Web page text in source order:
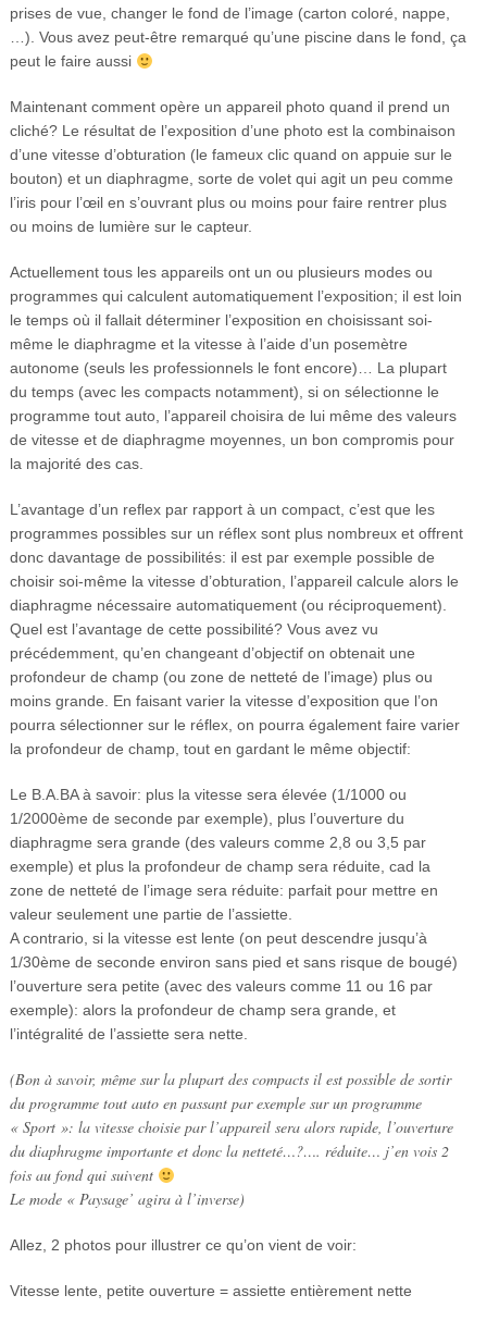
prises de vue, changer le fond de l’image (carton coloré, nappe,
…). Vous avez peut-être remarqué qu’une piscine dans le fond, ça
peut le faire aussi
Maintenant comment opère un appareil photo quand il prend un
cliché? Le résultat de l’exposition d’une photo est la combinaison
d’une vitesse d’obturation (le fameux clic quand on appuie sur le
bouton) et un diaphragme, sorte de volet qui agit un peu comme
l’iris pour l’œil en s’ouvrant plus ou moins pour faire rentrer plus
ou moins de lumière sur le capteur.
Actuellement tous les appareils ont un ou plusieurs modes ou
programmes qui calculent automatiquement l’exposition; il est loin
le temps où il fallait déterminer l’exposition en choisissant soi-
même le diaphragme et la vitesse à l’aide d’un posemètre
autonome (seuls les professionnels le font encore)… La plupart
du temps (avec les compacts notamment), si on sélectionne le
programme tout auto, l’appareil choisira de lui même des valeurs
de vitesse et de diaphragme moyennes, un bon compromis pour
la majorité des cas.
L’avantage d’un reflex par rapport à un compact, c’est que les
programmes possibles sur un réflex sont plus nombreux et offrent
donc davantage de possibilités: il est par exemple possible de
choisir soi-même la vitesse d’obturation, l’appareil calcule alors le
diaphragme nécessaire automatiquement (ou réciproquement).
Quel est l’avantage de cette possibilité? Vous avez vu
précédemment, qu’en changeant d’objectif on obtenait une
profondeur de champ (ou zone de netteté de l’image) plus ou
moins grande. En faisant varier la vitesse d’exposition que l’on
pourra sélectionner sur le réflex, on pourra également faire varier
la profondeur de champ, tout en gardant le même objectif:
Le B.A.BA à savoir: plus la vitesse sera élevée (1/1000 ou
1/2000ème de seconde par exemple), plus l’ouverture du
diaphragme sera grande (des valeurs comme 2,8 ou 3,5 par
exemple) et plus la profondeur de champ sera réduite, cad la
zone de netteté de l’image sera réduite: parfait pour mettre en
valeur seulement une partie de l’assiette.
A contrario, si la vitesse est lente (on peut descendre jusqu’à
1/30ème de seconde environ sans pied et sans risque de bougé)
l’ouverture sera petite (avec des valeurs comme 11 ou 16 par
exemple): alors la profondeur de champ sera grande, et
l’intégralité de l’assiette sera nette.
(Bon à savoir, même sur la plupart des compacts il est possible de sortir
du programme tout auto en passant par exemple sur un programme
« Sport »: la vitesse choisie par l’appareil sera alors rapide, l’ouverture
du diaphragme importante et donc la netteté…?…. réduite… j’en vois 2
fois au fond qui suivent
Le mode « Paysage’ agira à l’inverse)
Allez, 2 photos pour illustrer ce qu’on vient de voir:
Vitesse lente, petite ouverture = assiette entièrement nette